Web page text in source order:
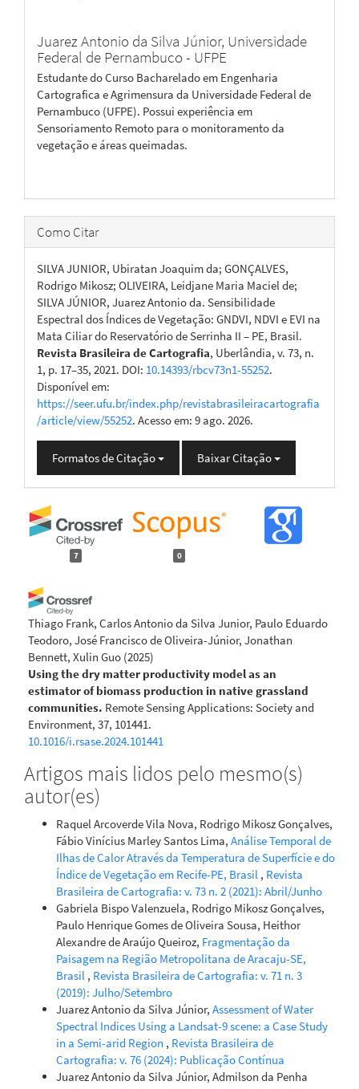
Juarez Antonio da Silva Júnior, Universidade
Federal de Pernambuco - UFPE
Estudante do Curso Bacharelado em Engenharia
Cartografica e Agrimensura da Universidade Federal de
Pernambuco (UFPE). Possui experiência em
Sensoriamento Remoto para o monitoramento da
vegetação e áreas queimadas.
Como Citar
SILVA JUNIOR, Ubiratan Joaquim da; GONÇALVES,
Rodrigo Mikosz; OLIVEIRA, Leidjane Maria Maciel de;
SILVA JÚNIOR, Juarez Antonio da. Sensibilidade
Espectral dos Índices de Vegetação: GNDVI, NDVI e EVI na
Mata Ciliar do Reservatório de Serrinha II – PE, Brasil.
Revista Brasileira de Cartografia, Uberlândia, v. 73, n.
1, p. 17–35, 2021. DOI: 10.14393/rbcv73n1-55252.
Disponível em:
https://seer.ufu.br/index.php/revistabrasileiracartografia
/article/view/55252. Acesso em: 9 ago. 2026.
Formatos de Citação Baixar Citação
7 0
Thiago Frank, Carlos Antonio da Silva Junior, Paulo Eduardo
Teodoro, José Francisco de Oliveira-Júnior, Jonathan
Bennett, Xulin Guo (2025)
Using the dry matter productivity model as an
estimator of biomass production in native grassland
communities. Remote Sensing Applications: Society and
Environment, 37, 101441.
10.1016/j.rsase.2024.101441
Gabriel Siqueira Tavares Fernandes, Ivy Laura Siqueira
Maryelle Kleyce Machado Sousa, Edivania de Araujo Lima
(2023)
Gross primary productivity by remote sensing in the
Serra das Confusões National Park, Piauí, Brazil.Remote
Sensing Applications: Society and Environment, 29, 100890.
10.1016/j.rsase.2022.100890
Kadierye Maolan, Yusufujiang Rusuli, WuHaizhi, Yimuran
Kuluwan (2025)
Identification of phenological characteristics and
mapping lavender using Sentinel-2 time series data.
Advances in Space Research, 76(1), 46.
10.1016/j.asr.2025.04.028
Artigos mais lidos pelo mesmo(s)
autor(es)
Raquel Arcoverde Vila Nova, Rodrigo Mikosz Gonçalves,
Fábio Vinícius Marley Santos Lima, Análise Temporal de
Ilhas de Calor Através da Temperatura de Superfície e do
Índice de Vegetação em Recife-PE, Brasil , Revista
Brasileira de Cartografia: v. 73 n. 2 (2021): Abril/Junho
Gabriela Bispo Valenzuela, Rodrigo Mikosz Gonçalves,
Paulo Henrique Gomes de Oliveira Sousa, Heithor
Alexandre de Araújo Queiroz, Fragmentação da
Paisagem na Região Metropolitana de Aracaju-SE,
Brasil , Revista Brasileira de Cartografia: v. 71 n. 3
(2019): Julho/Setembro
Juarez Antonio da Silva Júnior, Assessment of Water
Spectral Indices Using a Landsat-9 scene: a Case Study
in a Semi-arid Region , Revista Brasileira de
Cartografia: v. 76 (2024): Publicação Contínua
Juarez Antonio da Silva Júnior, Admilson da Penha